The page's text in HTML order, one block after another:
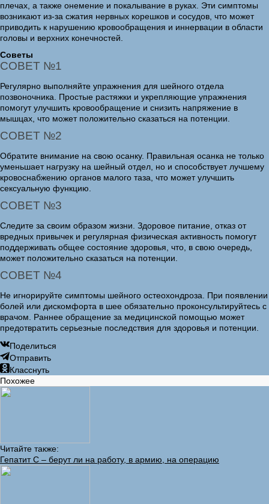
плечах, а также онемение и покалывание в руках. Эти симптомы
возникают из-за сжатия нервных корешков и сосудов, что может
приводить к нарушению кровообращения и иннервации в области
головы и верхних конечностей.
Советы
СОВЕТ №1
Регулярно выполняйте упражнения для шейного отдела
позвоночника. Простые растяжки и укрепляющие упражнения
помогут улучшить кровообращение и снизить напряжение в
мышцах, что может положительно сказаться на потенции.
СОВЕТ №2
Обратите внимание на свою осанку. Правильная осанка не только
уменьшает нагрузку на шейный отдел, но и способствует лучшему
кровоснабжению органов малого таза, что может улучшить
сексуальную функцию.
СОВЕТ №3
Следите за своим образом жизни. Здоровое питание, отказ от
вредных привычек и регулярная физическая активность помогут
поддерживать общее состояние здоровья, что, в свою очередь,
может положительно сказаться на потенции.
СОВЕТ №4
Не игнорируйте симптомы шейного остеохондроза. При появлении
болей или дискомфорта в шее обязательно проконсультируйтесь с
врачом. Раннее обращение за медицинской помощью может
предотвратить серьезные последствия для здоровья и потенции.
Поделиться
Отправить
Класснуть
Похожее
Читайте также:
Гепатит С – берут ли на работу, в армию, на операцию